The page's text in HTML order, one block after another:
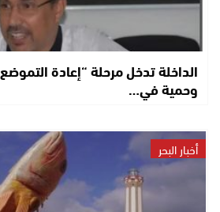
الداخلة تدخل مرحلة “إعادة
وحمية في…
أخبار البحر